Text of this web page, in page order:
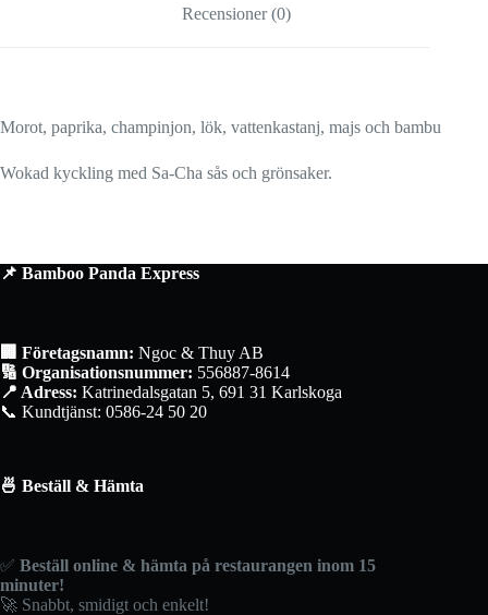
Recensioner (0)
Morot, paprika, champinjon, lök, vattenkastanj, majs och bambu
Wokad kyckling med Sa-Cha sås och grönsaker.
📌 Bamboo Panda Express
🏢 Företagsnamn: Ngoc & Thuy AB
🔢 Organisationsnummer: 556887-8614
📍 Adress: Katrinedalsgatan 5, 691 31 Karlskoga
📞 Kundtjänst: 0586-24 50 20
🍜 Beställ & Hämta
✅ Beställ online & hämta på restaurangen inom 15
minuter!
🚀 Snabbt, smidigt och enkelt!